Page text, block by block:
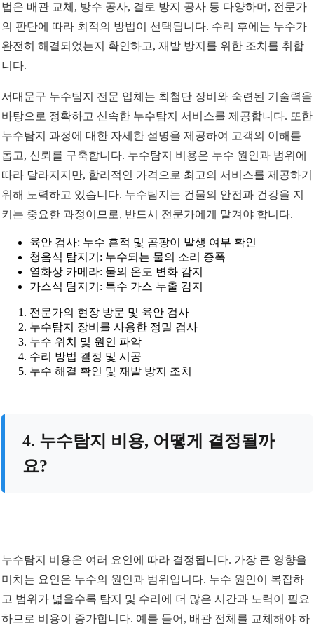
법은 배관 교체, 방수 공사, 결로 방지 공사 등 다양하며, 전문가
의 판단에 따라 최적의 방법이 선택됩니다. 수리 후에는 누수가
완전히 해결되었는지 확인하고, 재발 방지를 위한 조치를 취합
니다.
서대문구 누수탐지 전문 업체는 최첨단 장비와 숙련된 기술력을
바탕으로 정확하고 신속한 누수탐지 서비스를 제공합니다. 또한
누수탐지 과정에 대한 자세한 설명을 제공하여 고객의 이해를
돕고, 신뢰를 구축합니다. 누수탐지 비용은 누수 원인과 범위에
따라 달라지지만, 합리적인 가격으로 최고의 서비스를 제공하기
위해 노력하고 있습니다. 누수탐지는 건물의 안전과 건강을 지
키는 중요한 과정이므로, 반드시 전문가에게 맡겨야 합니다.
육안 검사: 누수 흔적 및 곰팡이 발생 여부 확인
청음식 탐지기: 누수되는 물의 소리 증폭
열화상 카메라: 물의 온도 변화 감지
가스식 탐지기: 특수 가스 누출 감지
전문가의 현장 방문 및 육안 검사
누수탐지 장비를 사용한 정밀 검사
누수 위치 및 원인 파악
수리 방법 결정 및 시공
누수 해결 확인 및 재발 방지 조치
4. 누수탐지 비용, 어떻게 결정될까
요?
누수탐지 비용은 여러 요인에 따라 결정됩니다. 가장 큰 영향을
미치는 요인은 누수의 원인과 범위입니다. 누수 원인이 복잡하
고 범위가 넓을수록 탐지 및 수리에 더 많은 시간과 노력이 필요
하므로 비용이 증가합니다. 예를 들어, 배관 전체를 교체해야 하